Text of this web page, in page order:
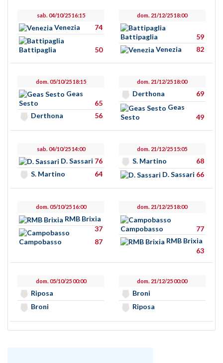
sab. 04/10/25 16:15
Venezia 74
Battipaglia 50
dom. 21/12/25 18:00
Battipaglia
59
Venezia
82
dom. 05/10/25 18:15
Geas
Sesto
65
Derthona
56
dom. 21/12/25 18:00
Derthona
69
Geas
Sesto
49
sab. 04/10/25 14:00
D. Sassari 76
S. Martino
64
dom. 21/12/25 15:05
S. Martino
68
D. Sassari 66
dom. 05/10/25 16:00
RMB Brixia
37
Campobasso
87
dom. 21/12/25 18:00
Campobasso
77
RMB Brixia
63
dom. 05/10/25 00:00
Riposa
Broni
dom. 21/12/25 00:00
Broni
Riposa